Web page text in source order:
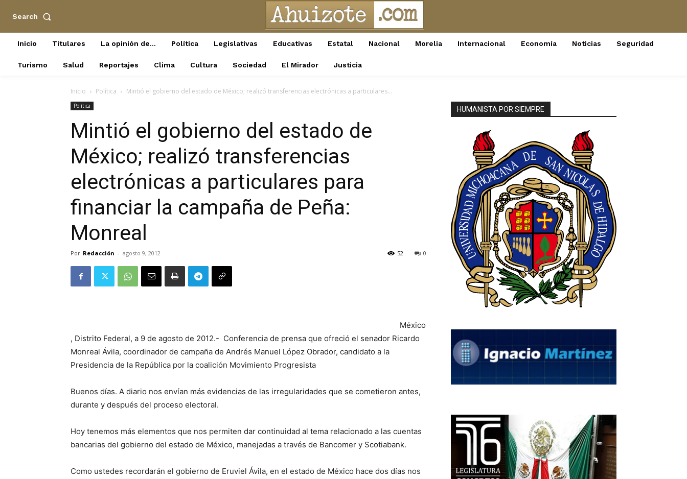
Search
Inicio Titulares La opinión de… Política Legislativas Educativas Estatal Nacional Morelia Internacional Economía Noticias Seguridad
Turismo Salud Reportajes Clima Cultura Sociedad El Mirador Justicia
Inicio Política Mintió el gobierno del estado de México; realizó transferencias electrónicas a particulares...
Política
Mintió el gobierno del estado de
México; realizó transferencias
electrónicas a particulares para
financiar la campaña de Peña:
Monreal
Por Redacción - agosto 9, 2012 0
52
México
, Distrito Federal, a 9 de agosto de 2012.- Conferencia de prensa que ofreció el senador Ricardo
Monreal Ávila, coordinador de campaña de Andrés Manuel López Obrador, candidato a la
Presidencia de la República por la coalición Movimiento Progresista
Buenos días. A diario nos envían más evidencias de las irregularidades que se cometieron antes,
durante y después del proceso electoral.
Hoy tenemos más elementos que nos permiten dar continuidad al tema relacionado a las cuentas
bancarias del gobierno del estado de México, manejadas a través de Bancomer y Scotiabank.
Como ustedes recordarán el gobierno de Eruviel Ávila, en el estado de México hace dos días nos
HUMANISTA POR SIEMPRE